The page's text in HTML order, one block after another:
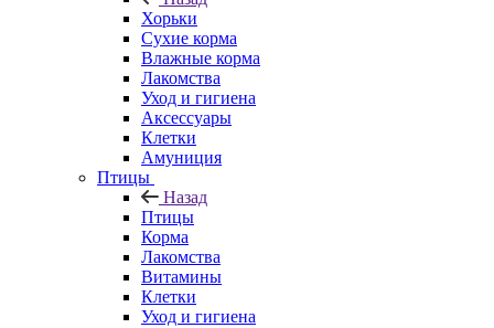
Хорьки
Сухие корма
Влажные корма
Лакомства
Уход и гигиена
Аксессуары
Клетки
Амуниция
Птицы
Назад
Птицы
Корма
Лакомства
Витамины
Клетки
Уход и гигиена